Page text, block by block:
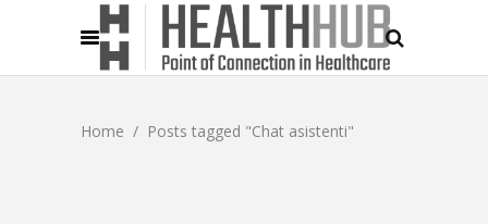
Home / Posts tagged "Chat asistenti"